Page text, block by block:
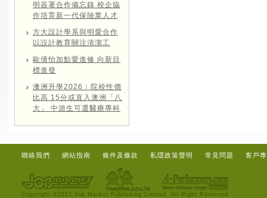
明簽署合作備忘錄 校企協
作培育新一代保險業人才
方大設計學系與明愛合作
以設計教育關注清潔工
歐倩怡加點愛進修 向新目
標進發
澳洲升學2026︱院校性價
比高 15分或直入澳洲「八
大」 中游生可選醫療專科
聯絡我們 網站指南 條件及條款 私隱政策聲明 常見問題 客戶
Copyright ©2013 Job Market Publishing Limited. All Right Reserved.